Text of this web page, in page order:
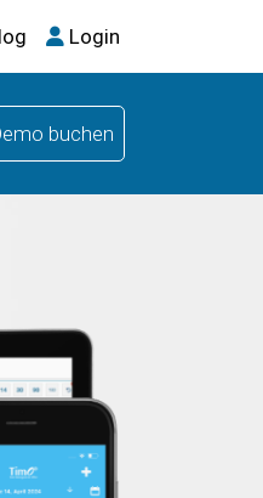
Login
buchen